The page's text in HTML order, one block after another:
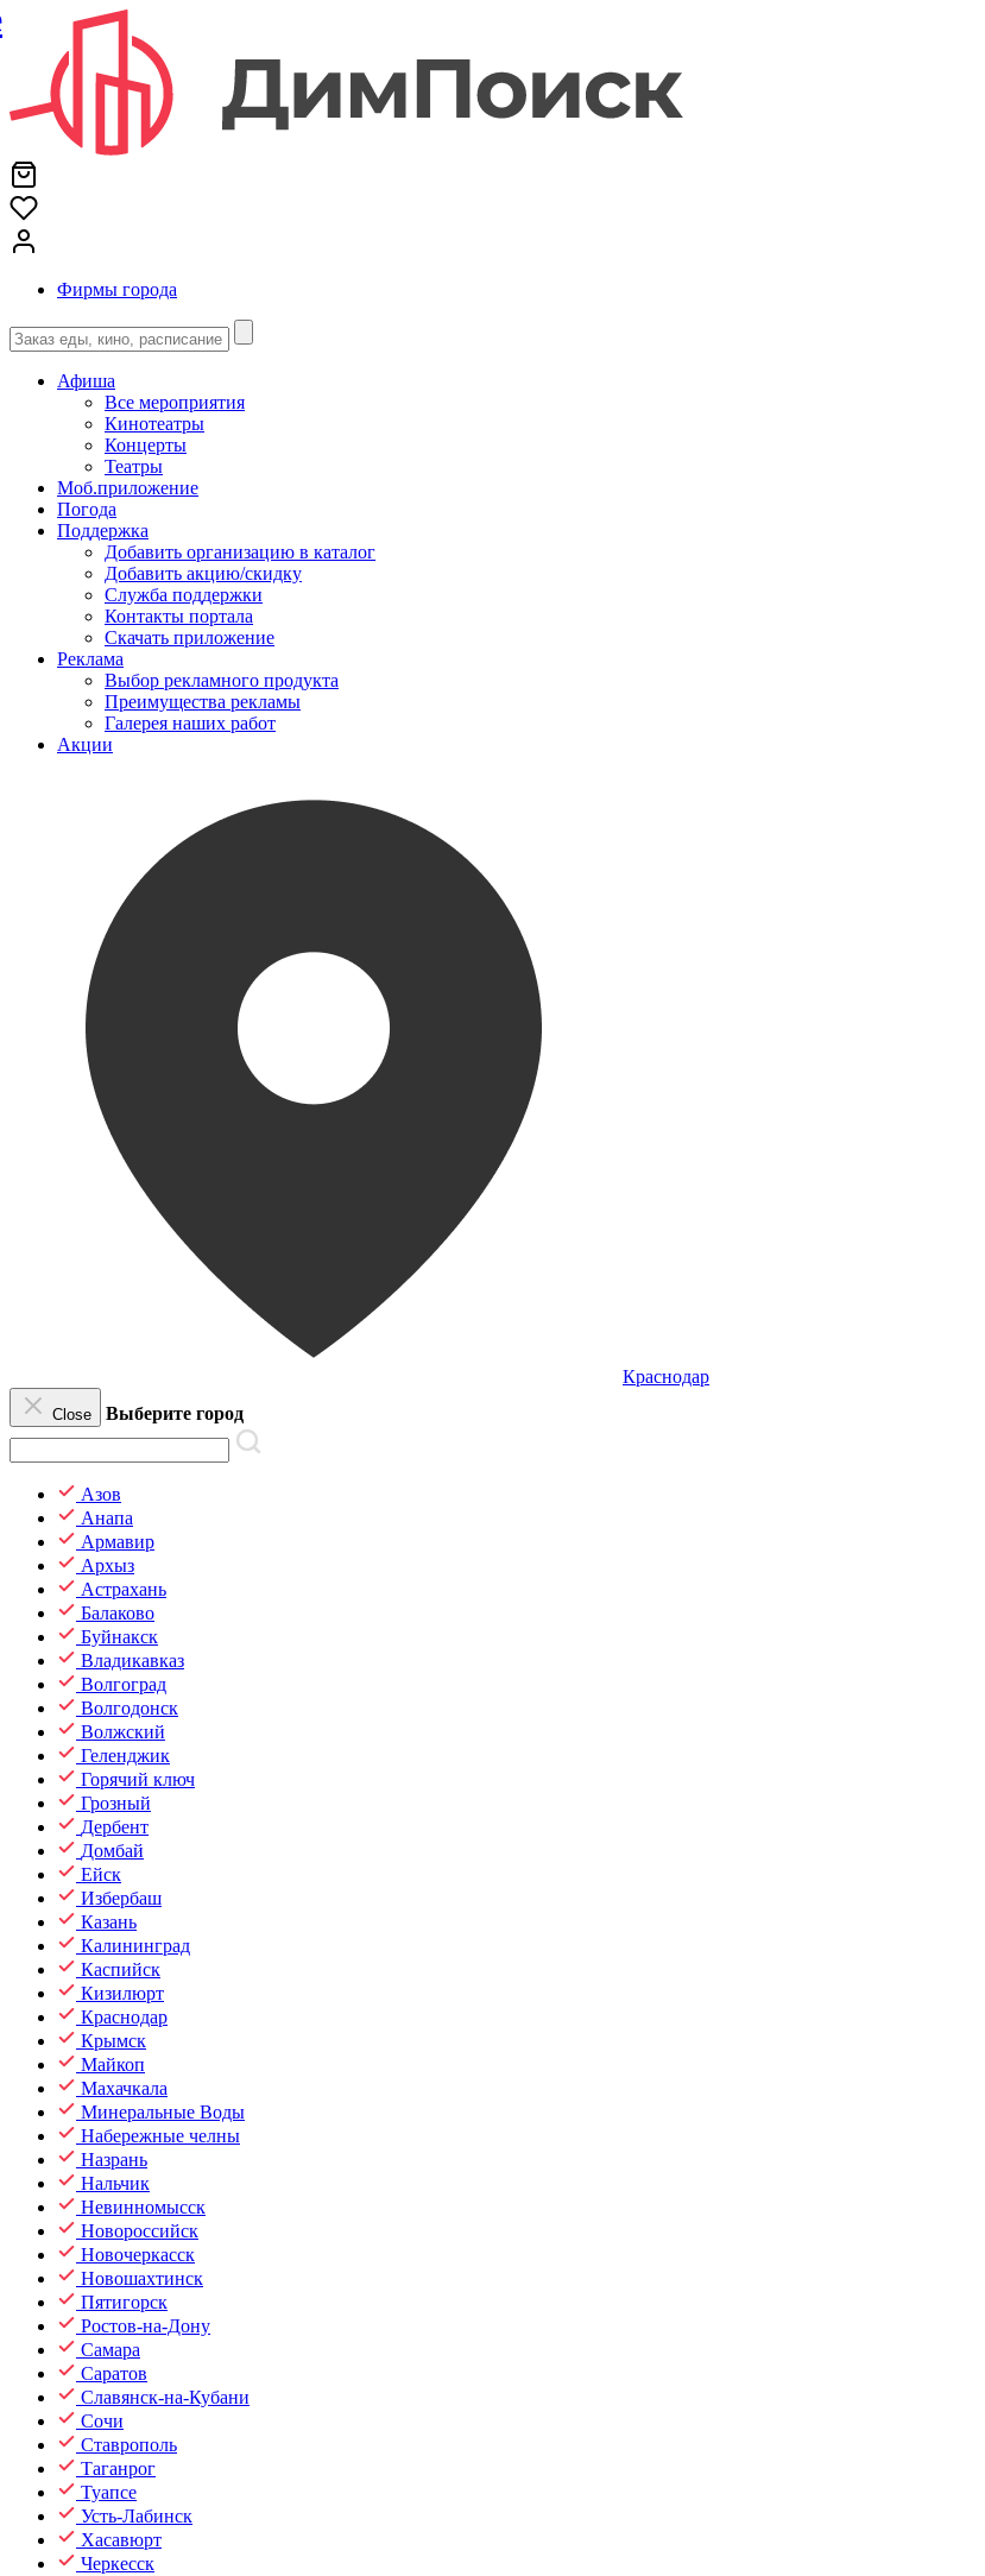
Фирмы города
Афиша
Все мероприятия
Кинотеатры
Концерты
Театры
Моб.приложение
Погода
Поддержка
Добавить организацию в каталог
Добавить акцию/скидку
Служба поддержки
Контакты портала
Скачать приложение
Реклама
Выбор рекламного продукта
Преимущества рекламы
Галерея наших работ
Акции
Краснодар
Close Выберите город
Азов
Анапа
Армавир
Архыз
Астрахань
Балаково
Буйнакск
Владикавказ
Волгоград
Волгодонск
Волжский
Геленджик
Горячий ключ
Грозный
Дербент
Домбай
Ейск
Избербаш
Казань
Калининград
Каспийск
Кизилюрт
Краснодар
Крымск
Майкоп
Махачкала
Минеральные Воды
Набережные челны
Назрань
Нальчик
Невинномысск
Новороссийск
Новочеркасск
Новошахтинск
Пятигорск
Ростов-на-Дону
Самара
Саратов
Славянск-на-Кубани
Сочи
Ставрополь
Таганрог
Туапсе
Усть-Лабинск
Хасавюрт
Черкесск